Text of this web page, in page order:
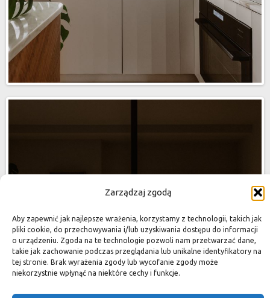
Zarządzaj zgodą
Aby zapewnić jak najlepsze wrażenia, korzystamy z technologii, takich jak
pliki cookie, do przechowywania i/lub uzyskiwania dostępu do informacji
o urządzeniu. Zgoda na te technologie pozwoli nam przetwarzać dane,
takie jak zachowanie podczas przeglądania lub unikalne identyfikatory na
tej stronie. Brak wyrażenia zgody lub wycofanie zgody może
niekorzystnie wpłynąć na niektóre cechy i funkcje.